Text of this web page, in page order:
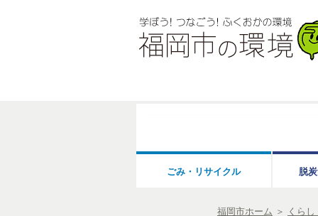
ごみ・リサイクル 脱
福岡市ホーム ＞ くら